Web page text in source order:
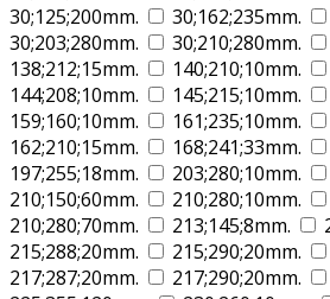
30;125;200mm.
30;162;235mm.
30;203;280mm.
30;210;280mm.
138;212;15mm.
140;210;10mm.
144;208;10mm.
145;215;10mm.
159;160;10mm.
161;235;10mm.
162;210;15mm.
168;241;33mm.
197;255;18mm.
203;280;10mm.
210;150;60mm.
210;280;10mm.
210;280;70mm.
213;145;8mm.
215;288;20mm.
215;290;20mm.
217;287;20mm.
217;290;20mm.